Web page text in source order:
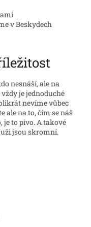
v Beskydech
nesnáší, ale na
je jednoduché
nevíme vůbec
ale na to, čím se náš
je to pivo. A takové
jsou skromní.